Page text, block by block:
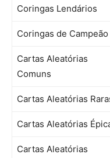
Coringas Lendários
Coringas de Campeão
Cartas Aleatórias
Comuns
Cartas Aleatórias
Cartas Aleatórias
Cartas Aleatórias